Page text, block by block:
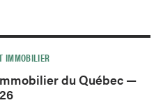
IMMOBILIER
du Québec —